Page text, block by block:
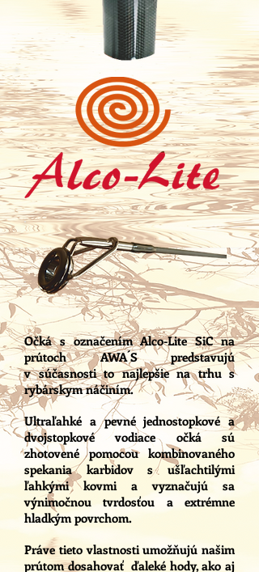
Očká s označením Alco-Lite SiC na
prútoch AWA´S predstavujú
v súčasnosti to najlepšie na trhu s
rybárskym náčiním.
Ultraľahké a pevné jednostopkové a
dvojstopkové vodiace očká sú
zhotovené pomocou kombinovaného
spekania karbidov s ušľachtilými
ľahkými kovmi a vyznačujú sa
výnimočnou tvrdosťou a extrémne
hladkým povrchom.
Práve tieto vlastnosti umožňujú našim
prútom dosahovať ďaleké hody, ako aj